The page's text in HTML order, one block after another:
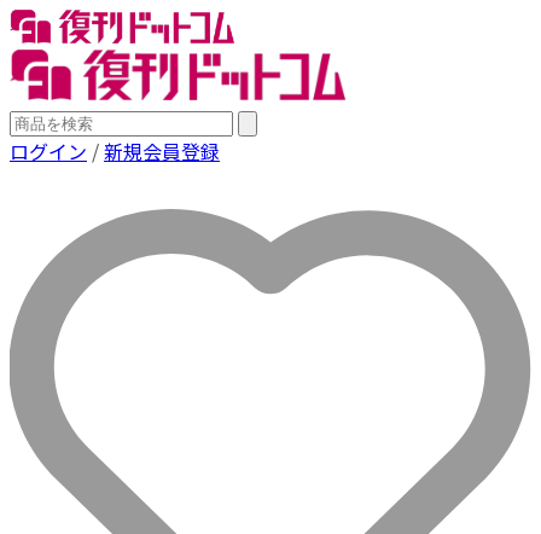
ログイン /新規会員登録